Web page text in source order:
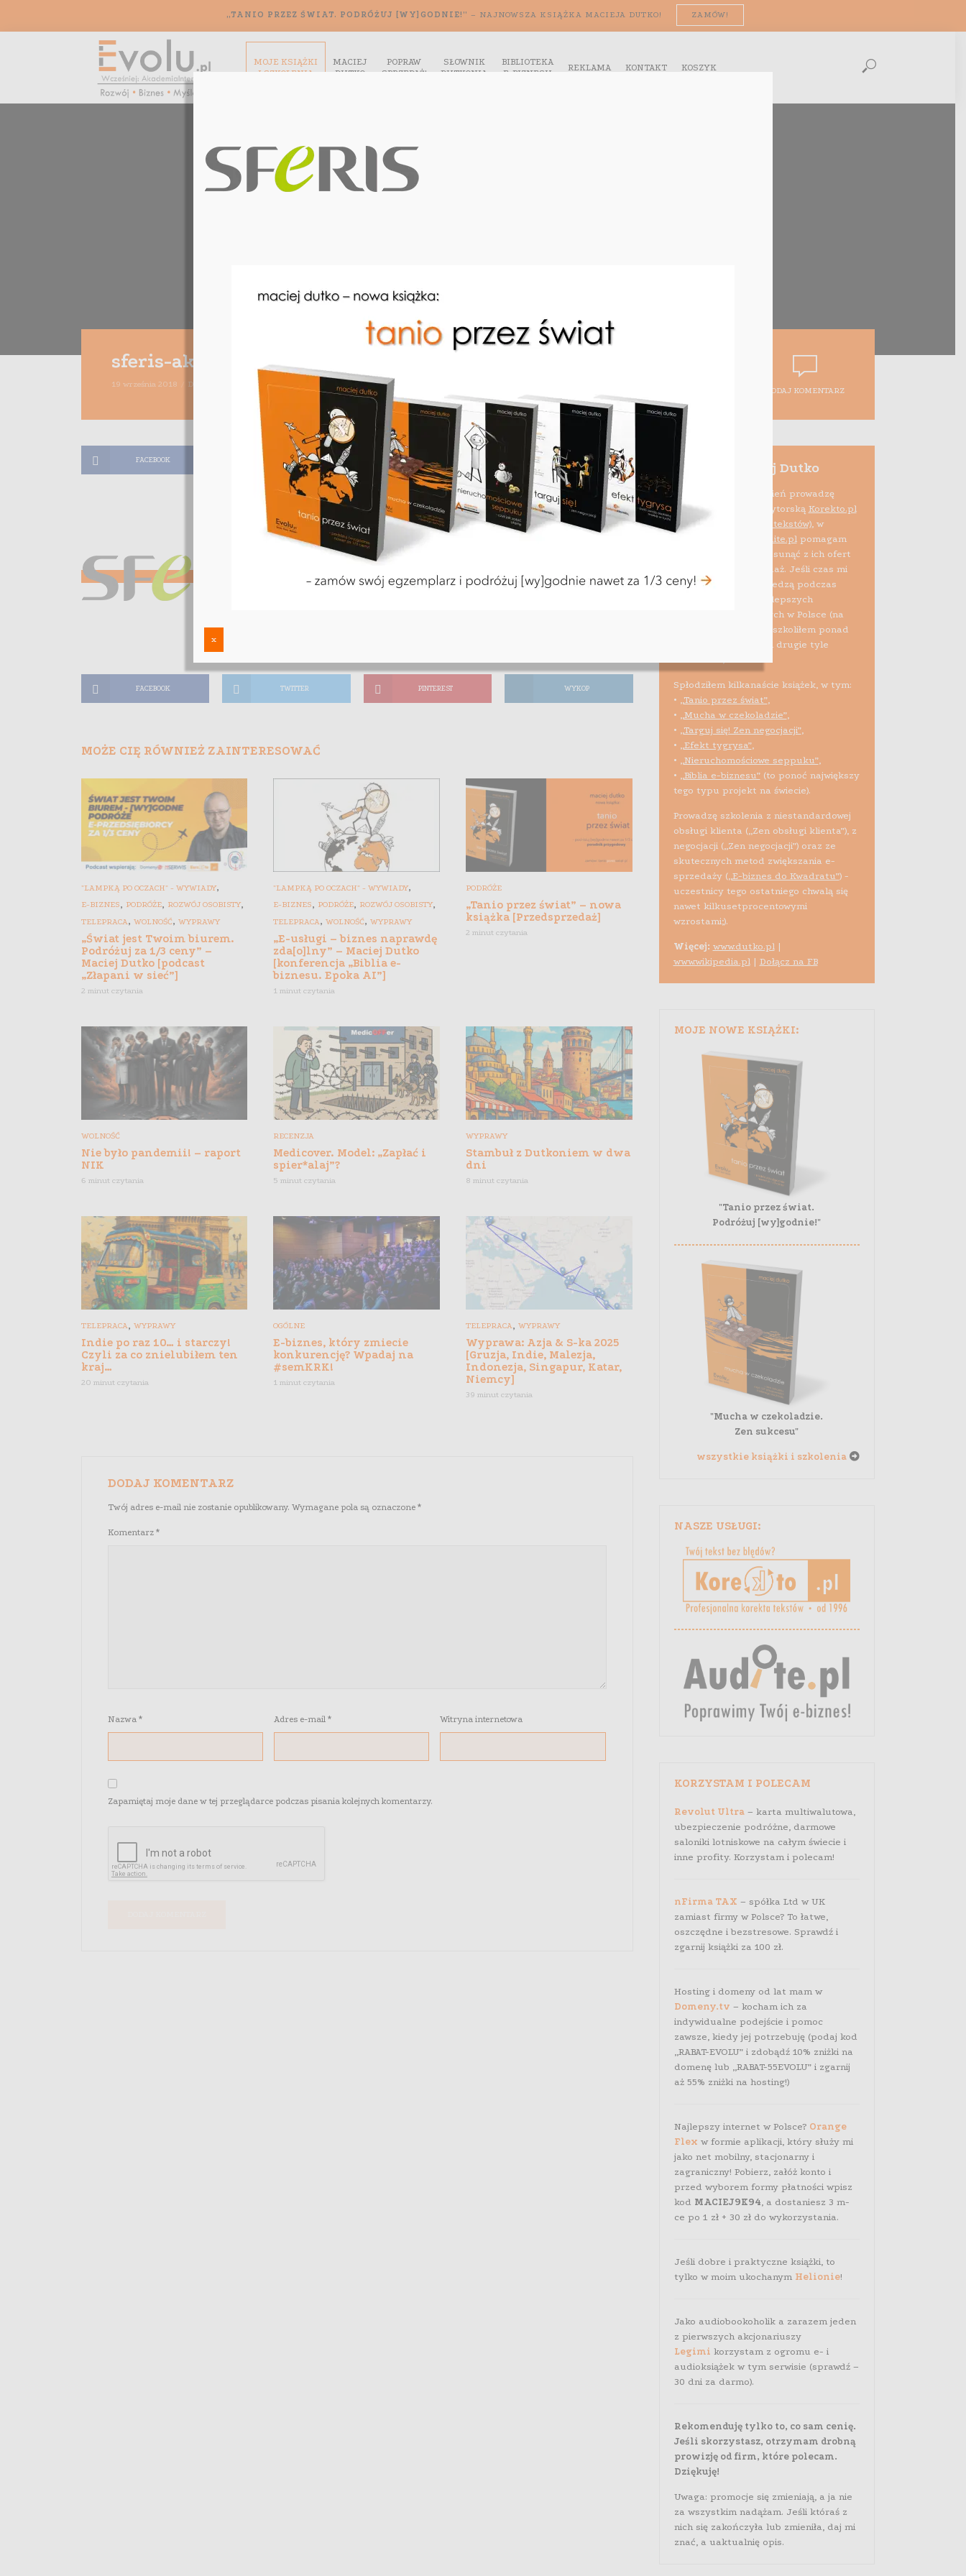
„TANIO PRZEZ ŚWIAT. PODRÓŻUJ [WY]GODNIE!” – NAJNOWSZA KSIĄŻKA MACIEJA DUTKO! ZAMÓW!
MOJE KSIĄŻKI
I SZKOLENIA
MACIEJ
DUTKO
POPRAW
SPRZEDAŻ!
SŁOWNIK
DUTKONIA
BIBLIOTEKA
E-BIZNESU
REKLAMA KONTAKT KOSZYK
sferis-akademia-internetu
19 września 2018 Dodaj komentarz Maciej Dutko 1 minut czytania
DODAJ KOMENTARZ
FACEBOOK TWITTER PINTEREST WYKOP
FACEBOOK TWITTER PINTEREST WYKOP
MOŻE CIĘ RÓWNIEŻ ZAINTERESOWAĆ
"LAMPKĄ PO OCZACH" - WYWIADY,
E-BIZNES, PODRÓŻE, ROZWÓJ OSOBISTY,
TELEPRACA, WOLNOŚĆ, WYPRAWY
„Świat jest Twoim biurem.
Podróżuj za 1/3 ceny” –
Maciej Dutko [podcast
„Złapani w sieć”]
2 minut czytania
"LAMPKĄ PO OCZACH" - WYWIADY,
E-BIZNES, PODRÓŻE, ROZWÓJ OSOBISTY,
TELEPRACA,WOLNOŚĆ,WYPRAWY
„E-usługi – biznes naprawdę
zda[o]lny” – Maciej Dutko
[konferencja „Biblia e-
biznesu. Epoka AI”]
1 minut czytania
PODRÓŻE
„Tanio przez świat” – nowa
książka [Przedsprzedaż]
2 minut czytania
WOLNOŚĆ
Nie było pandemii! – raport
NIK
6 minut czytania
RECENZJA
Medicover. Model: „Zapłać i
spier*alaj”?
5 minut czytania
WYPRAWY
Stambuł z Dutkoniem w dwa
dni
8 minut czytania
TELEPRACA, WYPRAWY
Indie po raz 10… i starczy!
Czyli za co znielubiłem ten
kraj…
20 minut czytania
OGÓLNE
E-biznes, który zmiecie
konkurencję? Wpadaj na
#semKRK!
1 minut czytania
TELEPRACA,WYPRAWY
Wyprawa: Azja & S-ka 2025
[Gruzja, Indie, Malezja,
Indonezja, Singapur, Katar,
Niemcy]
39 minut czytania
DODAJ KOMENTARZ
Twój adres e-mail nie zostanie opublikowany. Wymagane pola są oznaczone *
Komentarz *
Nazwa * Adres e-mail * Witryna internetowa
Zapamiętaj moje dane w tej przeglądarce podczas pisania kolejnych komentarzy.
Maciej Dutko
Na co dzień prowadzę
firmę edytorską Korekto.pl
(korekta tekstów), w
Audite.plpomagam
też e-sprzedawcom usunąć z ich ofert
błędy psujące sprzedaż. Jeśli czas mi
pozwala, dzielę się wiedzą podczas
szkoleń i zajęć na najlepszych
uczelniach biznesowych w Polsce (na
zlecenie Allegro przeszkoliłem ponad
10 tys. sprzedawców i drugie tyle
Spłodziłem kilkanaście książek, w tym:
• „Tanio przez świat”,
• „Mucha w czekoladzie”,
• „Targuj się! Zen negocjacji”,
• „Efekt tygrysa”,
• „Nieruchomościowe seppuku”,
• „Biblia e-biznesu”(to ponoć największy
tego typu projekt na świecie).
Prowadzę szkolenia z niestandardowej
obsługi klienta („Zen obsługi klienta”), z
negocjacji („Zen negocjacji”) oraz ze
skutecznych metod zwiększania e-
sprzedaży („E-biznes do Kwadratu”) -
uczestnicy tego ostatniego chwalą się
nawet kilkusetprocentowymi
wzrostami;).
Więcej: www.dutko.pl|
www.wikipedia.pl| Dołącz na FB
MOJE NOWE KSIĄŻKI:
"Tanio przez świat.
Podróżuj [wy]godnie!"
"Mucha w czekoladzie.
Zen sukcesu"
wszystkie książki i szkolenia
NASZE USŁUGI:
KORZYSTAM I POLECAM
Revolut Ultra– karta multiwalutowa,
ubezpieczenie podróżne, darmowe
saloniki lotniskowe na całym świecie i
inne profity. Korzystam i polecam!
nFirma TAX – spółka Ltd w UK
zamiast firmy w Polsce? To łatwe,
oszczędne i bezstresowe. Sprawdź i
zgarnij książki za 100 zł.
Hosting i domeny od lat mam w
Domeny.tv – kocham ich za
indywidualne podejście i pomoc
zawsze, kiedy jej potrzebuję (podaj kod
„RABAT-EVOLU” i zdobądź 10% zniżki na
domenę lub „RABAT-55EVOLU” i zgarnij
aż 55% zniżki na hosting!)
Najlepszy internet w Polsce? Orange
Flex w formie aplikacji, który służy mi
jako net mobilny, stacjonarny i
zagraniczny! Pobierz, załóż konto i
przed wyborem formy płatności wpisz
kod MACIEJ9K94, a dostaniesz 3 m-
ce po 1 zł + 30 zł do wykorzystania.
Jeśli dobre i praktyczne książki, to
tylko w moim ukochanym Helionie!
Jako audiobookoholik a zarazem jeden
z pierwszych akcjonariuszy
Legimi korzystam z ogromu e- i
audioksiążek w tym serwisie (sprawdź –
30 dni za darmo).
Rekomenduję tylko to, co sam cenię.
Jeśli skorzystasz, otrzymam drobną
prowizję od firm, które polecam.
Dziękuję!
Uwaga: promocje się zmieniają, a ja nie
za wszystkim nadążam. Jeśli któraś z
nich się zakończyła lub zmieniła, daj mi
znać, a uaktualnię opis.
x